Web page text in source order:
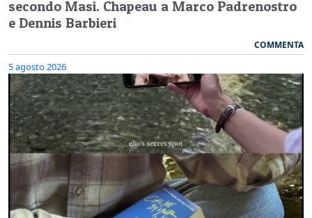
secondo Masi. Chapeau a Marco Padrenostro
e Dennis Barbieri
COMMENTA
5 agosto 2026